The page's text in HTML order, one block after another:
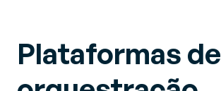
Plataformas de